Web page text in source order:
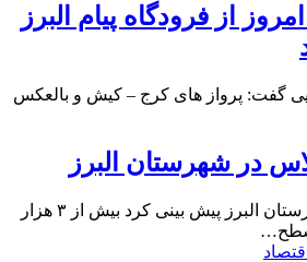
از فرودگاه پیام البرز
گفت: پرواز های کرج – کیش و بالعکس
در شهرستان البرز
مدیر جهاد کشاورزی شهرستان البرز پیش بینی کرد بیش از ۳ هزار
سطح…